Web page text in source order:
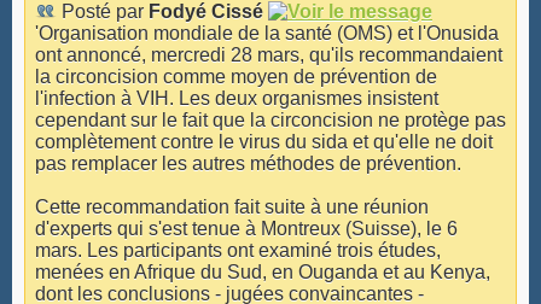
Posté par Fodyé Cissé
'Organisation mondiale de la santé (OMS) et l'Onusida
ont annoncé, mercredi 28 mars, qu'ils recommandaient
la circoncision comme moyen de prévention de
l'infection à VIH. Les deux organismes insistent
cependant sur le fait que la circoncision ne protège pas
complètement contre le virus du sida et qu'elle ne doit
pas remplacer les autres méthodes de prévention.
Cette recommandation fait suite à une réunion
d'experts qui s'est tenue à Montreux (Suisse), le 6
mars. Les participants ont examiné trois études,
menées en Afrique du Sud, en Ouganda et au Kenya,
dont les conclusions - jugées convaincantes -